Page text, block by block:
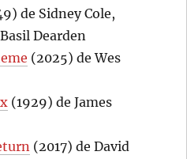
de Sidney Cole,
Dearden
(2025) de Wes
(1929) de James
(2017) de David